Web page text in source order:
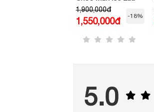
de Toilette
1,900,000đ
1,550,000đ
-18%
5.0